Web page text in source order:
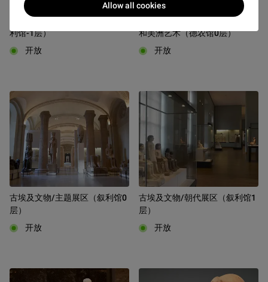
Allow all cookies
利馆-1层）
开放
和美洲艺术（德农馆0层）
开放
古埃及文物/主题展区（叙利馆0
层）
开放
古埃及文物/朝代展区（叙利馆1
层）
开放